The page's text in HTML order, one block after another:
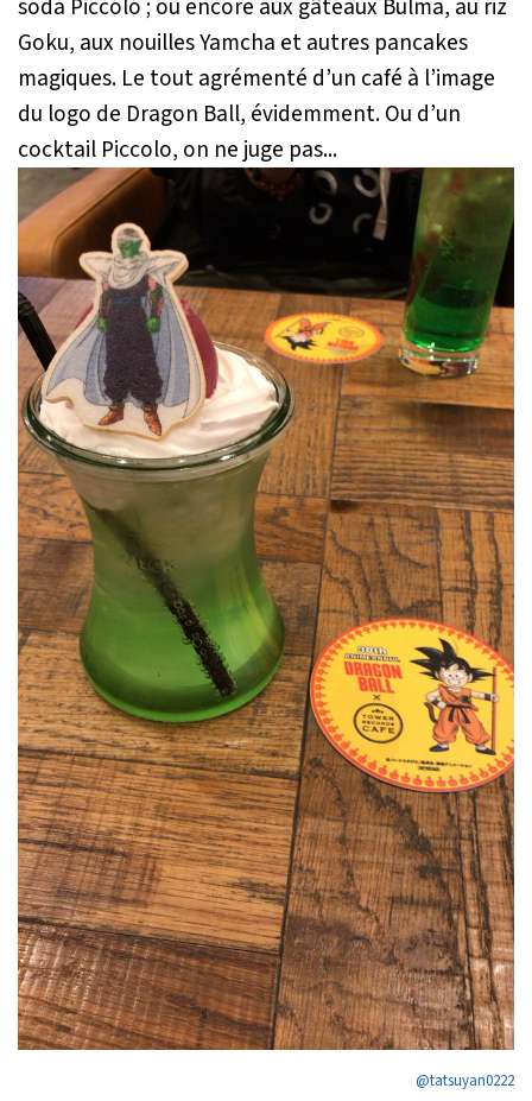
soda Piccolo ; ou encore aux gâteaux Bulma, au riz
Goku, aux nouilles Yamcha et autres pancakes
magiques. Le tout agrémenté d’un café à l’image
du logo de Dragon Ball, évidemment. Ou d’un
cocktail Piccolo, on ne juge pas...
@tatsuyan0222